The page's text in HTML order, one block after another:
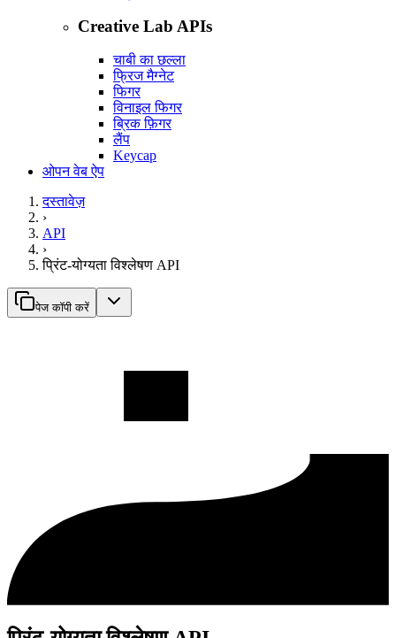
Creative Lab APIs
चाबी का छल्ला
फ्रिज मैग्नेट
फिगर
विनाइल फिगर
ब्रिक फ़िगर
लैंप
Keycap
ओपन वेब ऐप
दस्तावेज़
›
API
›
प्रिंट-योग्यता विश्लेषण API
पेज कॉपी करें